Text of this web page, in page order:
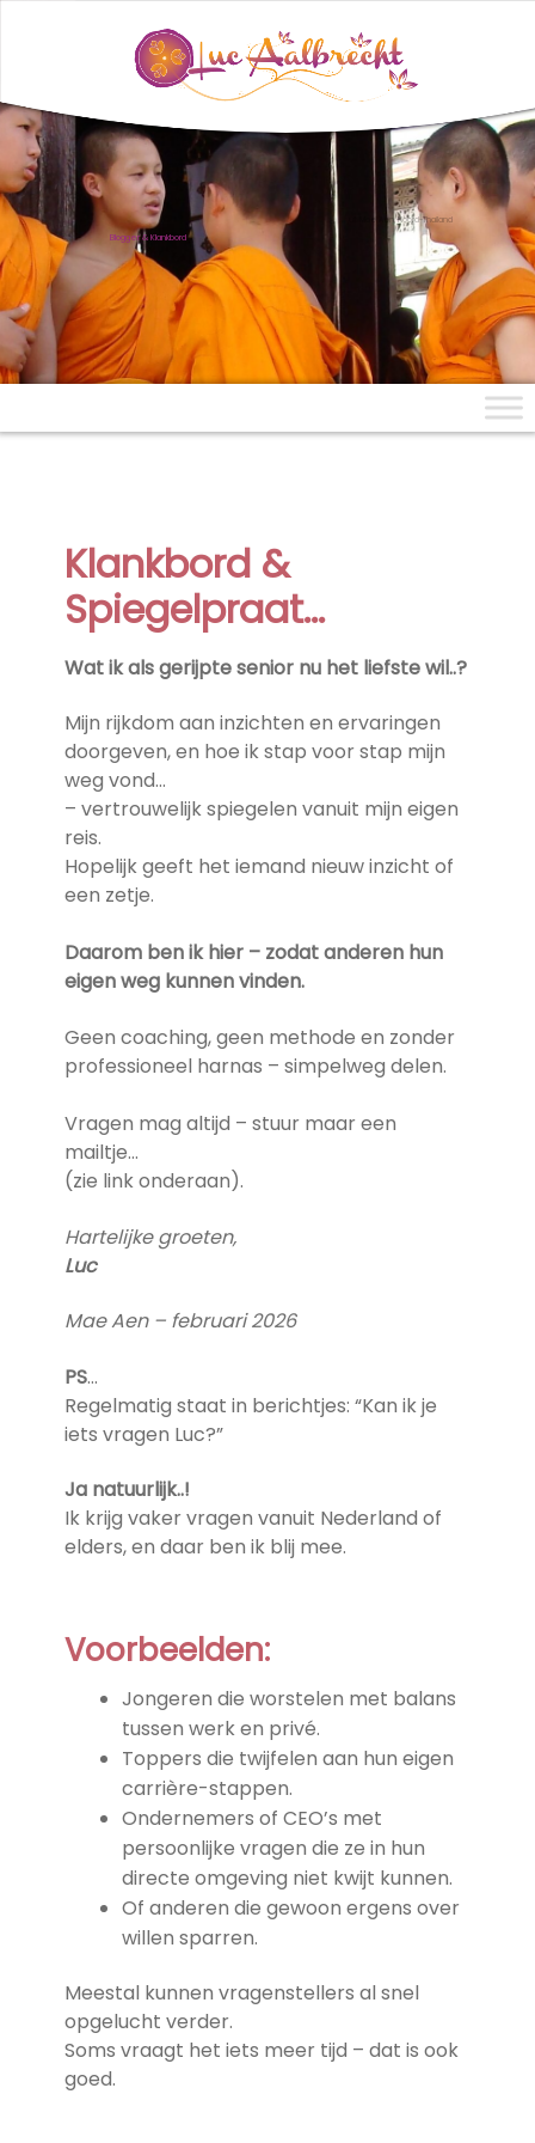
Blogger & Klankbord
uit Mae Aen, Noord-Thailand
Klankbord &
Spiegelpraat…
Wat ik als gerijpte senior nu het liefste wil..?
Mijn rijkdom aan inzichten en ervaringen
doorgeven, en hoe ik stap voor stap mijn
weg vond…
– vertrouwelijk spiegelen vanuit mijn eigen
reis.
Hopelijk geeft het iemand nieuw inzicht of
een zetje.
Daarom ben ik hier – zodat anderen hun
eigen weg kunnen vinden.
Geen coaching, geen methode en zonder
professioneel harnas – simpelweg delen.
Vragen mag altijd – stuur maar een
mailtje…
(zie link onderaan).
Hartelijke groeten,
Luc
Mae Aen – februari 2026
PS…
Regelmatig staat in berichtjes: “Kan ik je
iets vragen Luc?”
Ja natuurlijk..!
Ik krijg vaker vragen vanuit Nederland of
elders, en daar ben ik blij mee.
Voorbeelden:
Jongeren die worstelen met balans
tussen werk en privé.
Toppers die twijfelen aan hun eigen
carrière-stappen.
Ondernemers of CEO’s met
persoonlijke vragen die ze in hun
directe omgeving niet kwijt kunnen.
Of anderen die gewoon ergens over
willen sparren.
Meestal kunnen vragenstellers al snel
opgelucht verder.
Soms vraagt het iets meer tijd – dat is ook
goed.